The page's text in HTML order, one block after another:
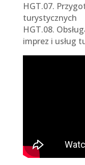
HGT.07.
turystycznych
HGT.08.
imprez i usług